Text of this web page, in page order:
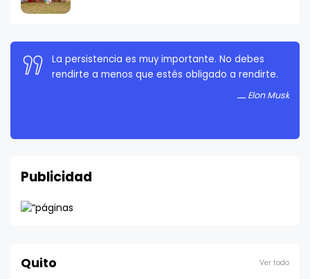
La persistencia es muy importante. No debes
rendirte a menos que estés obligado a rendirte.
Elon Musk
Publicidad
Quito Ver todo